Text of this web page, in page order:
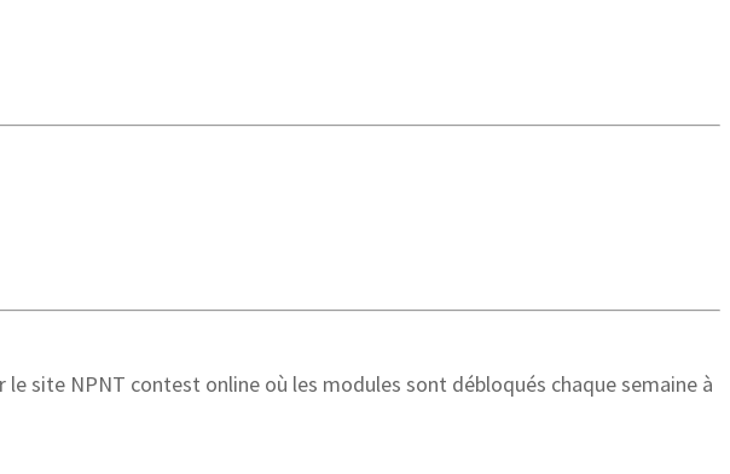
site NPNT contest online où les modules sont débloqués chaque semaine à